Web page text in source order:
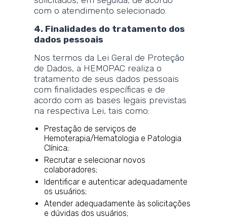
com o atendimento selecionado.
4. Finalidades do tratamento dos
dados pessoais
Nos termos da Lei Geral de Proteção
de Dados, a HEMOPAC realiza o
tratamento de seus dados pessoais
com finalidades específicas e de
acordo com as bases legais previstas
na respectiva Lei, tais como:
Prestação de serviços de
Hemoterapia/Hematologia e Patologia
Clínica;
Recrutar e selecionar novos
colaboradores;
Identificar e autenticar adequadamente
os usuários;
Atender adequadamente às solicitações
e dúvidas dos usuários;